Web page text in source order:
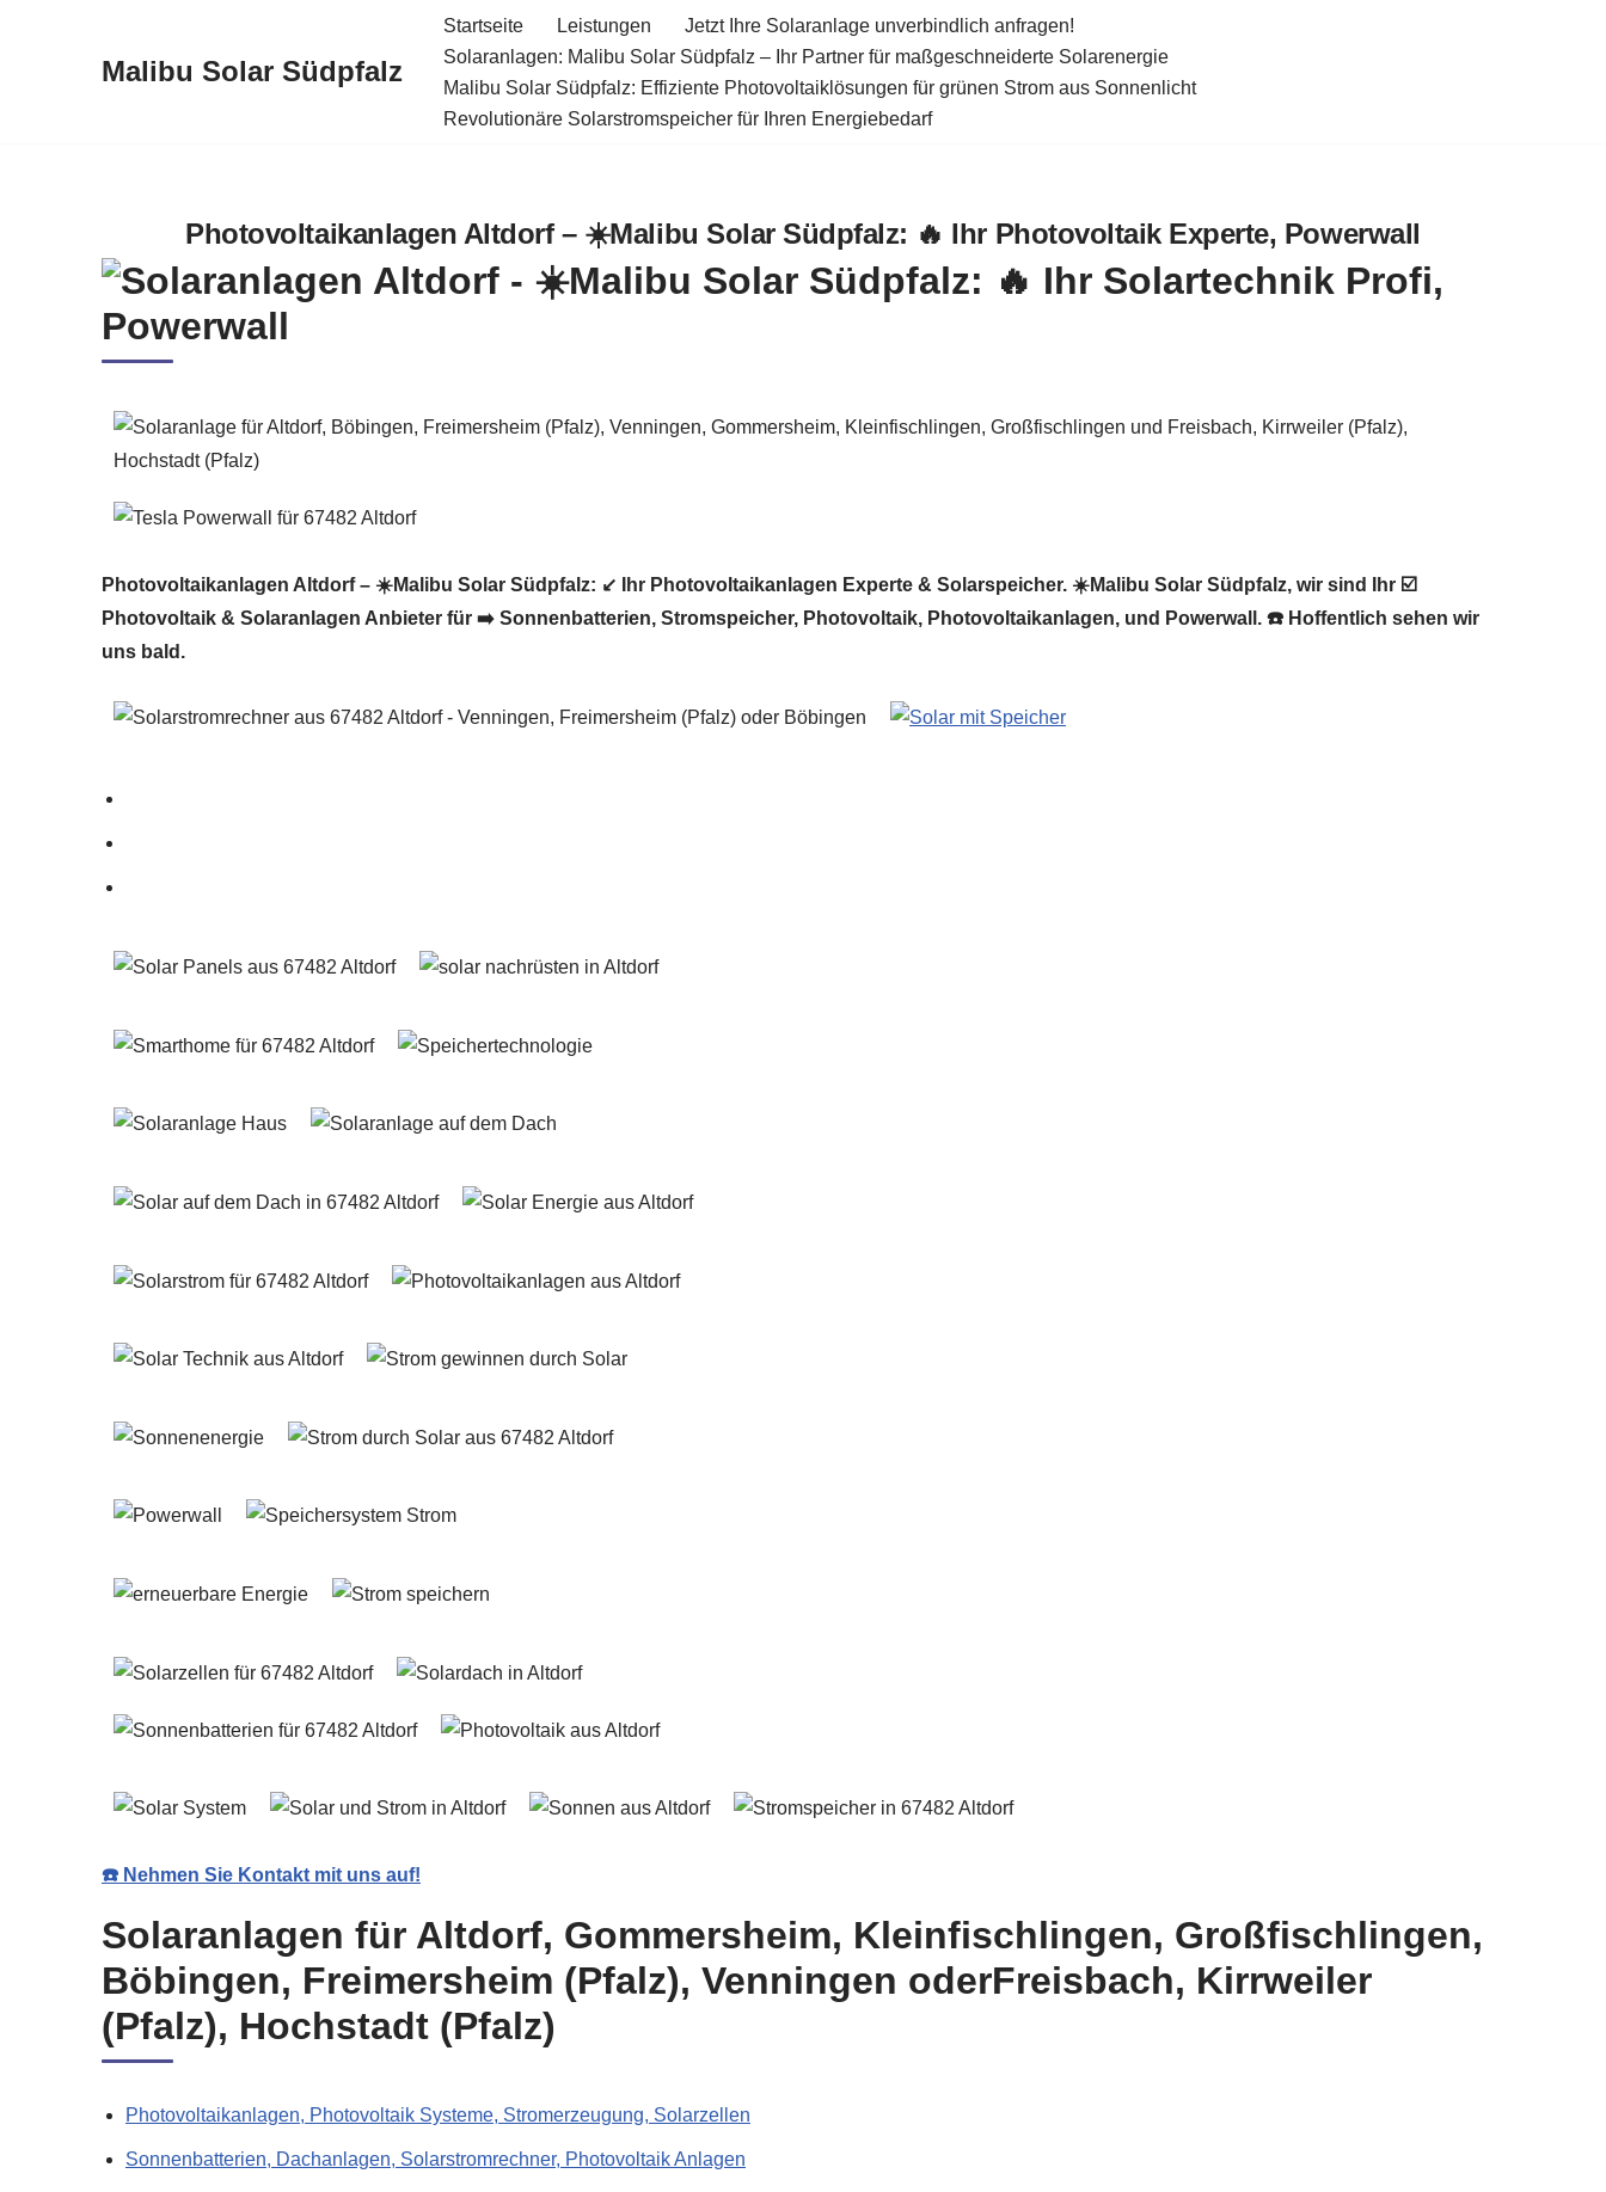
Malibu Solar Südpfalz
Startseite Leistungen
Jetzt Ihre Solaranlage unverbindlich anfragen!
Solaranlagen: Malibu Solar Südpfalz – Ihr Partner für maßgeschneiderte Solarenergie
Malibu Solar Südpfalz: Effiziente Photovoltaiklösungen für grünen Strom aus Sonnenlicht
Revolutionäre Solarstromspeicher für Ihren Energiebedarf
Photovoltaikanlagen Altdorf – ☀️Malibu Solar Südpfalz: 🔥 Ihr Photovoltaik Experte, Powerwall
Photovoltaikanlagen Altdorf – ☀️Malibu Solar Südpfalz: ↙️ Ihr Photovoltaikanlagen Experte & Solarspeicher. ☀️Malibu Solar Südpfalz, wir sind Ihr ☑️
Photovoltaik & Solaranlagen Anbieter für ➡️ Sonnenbatterien, Stromspeicher, Photovoltaik, Photovoltaikanlagen, und Powerwall. ☎️ Hoffentlich sehen wir
uns bald.
☎️ Nehmen Sie Kontakt mit uns auf!
Solaranlagen für Altdorf, Gommersheim, Kleinfischlingen, Großfischlingen,
Böbingen, Freimersheim (Pfalz), Venningen oderFreisbach, Kirrweiler
(Pfalz), Hochstadt (Pfalz)
Photovoltaikanlagen, Photovoltaik Systeme, Stromerzeugung, Solarzellen
Sonnenbatterien, Dachanlagen, Solarstromrechner, Photovoltaik Anlagen